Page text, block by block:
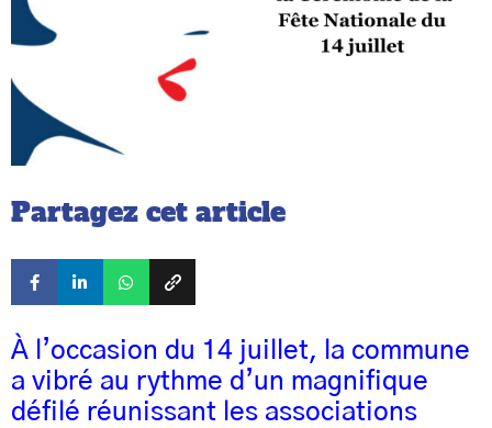
Partagez cet article
À l’occasion du 14 juillet, la commune
a vibré au rythme d’un magnifique
défilé réunissant les associations